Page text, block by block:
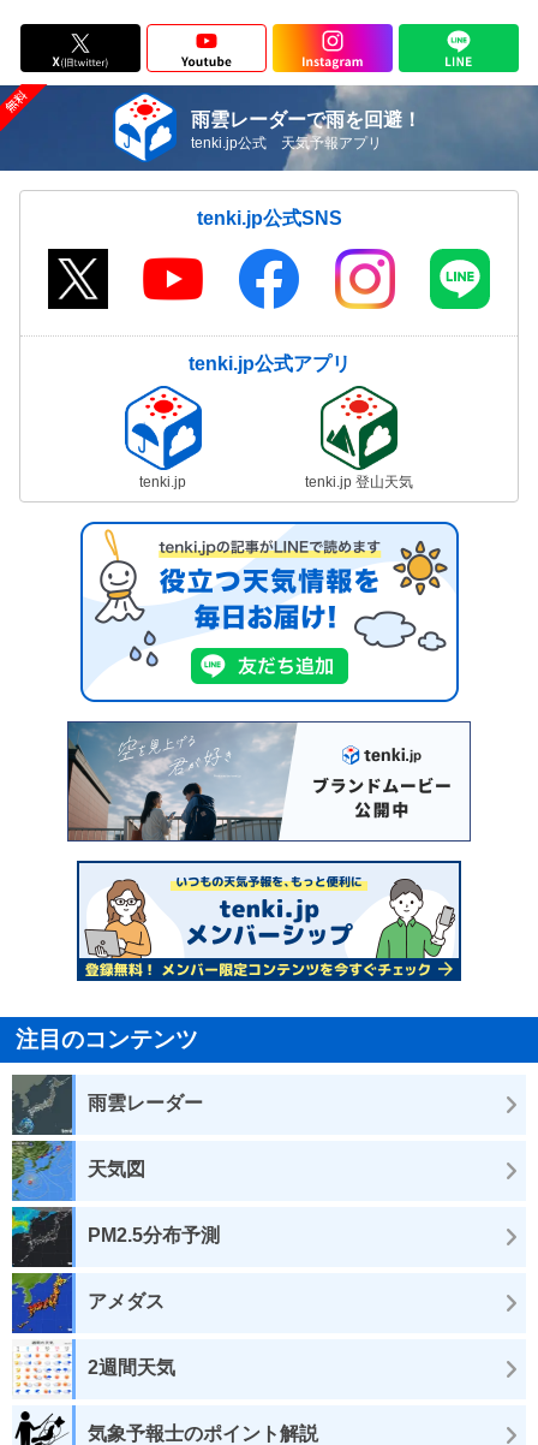
雨雲レーダーで雨を回避！
tenki.jp公式 天気予報アプリ
tenki.jp公式SNS
tenki.jp公式アプリ
tenki.jp tenki.jp 登山天気
注目のコンテンツ
雨雲レーダー
天気図
PM2.5分布予測
アメダス
2週間天気
気象予報士のポイント解説